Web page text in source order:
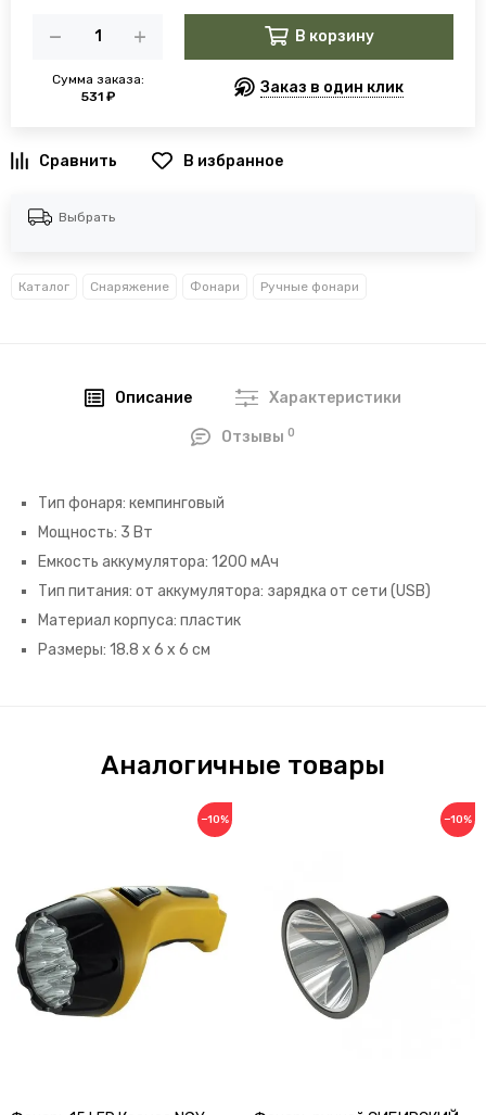
Сумма заказа:
531 ₽
В корзину
Заказ в один клик
В избранное
Выбрать
Каталог Снаряжение Фонари Ручные фонари
Описание Характеристики
Отзывы0
Тип фонаря: кемпинговый
Мощность: 3 Вт
Емкость аккумулятора: 1200 мАч
Тип питания: от аккумулятора: зарядка от сети (USB)
Материал корпуса: пластик
Размеры: 18.8 х 6 х 6 см
Аналогичные товары
−10% −10%